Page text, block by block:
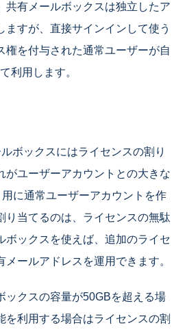
共有メールボックスは独立したア
ますが、直接サインインして使う
権を付与された通常ユーザーが自
利用します。
ボックスにはライセンスの割り
がユーザーアカウントとの大きな
に通常ユーザーアカウントを作
り当てるのは、ライセンスの無駄
ボックスを使えば、追加のライセ
メールアドレスを運用できます。
ックスの容量が50GBを超える場
を利用する場合はライセンスの割